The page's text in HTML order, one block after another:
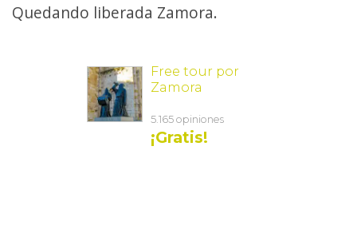
Quedando liberada Zamora.